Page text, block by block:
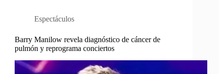
Espectáculos
Barry Manilow revela diagnóstico de cáncer de
pulmón y reprograma conciertos